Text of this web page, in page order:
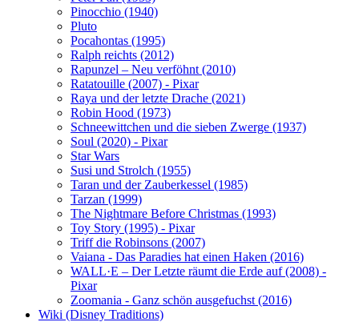
Pinocchio (1940)
Pluto
Pocahontas (1995)
Ralph reichts (2012)
Rapunzel – Neu verföhnt (2010)
Ratatouille (2007) - Pixar
Raya und der letzte Drache (2021)
Robin Hood (1973)
Schneewittchen und die sieben Zwerge (1937)
Soul (2020) - Pixar
Star Wars
Susi und Strolch (1955)
Taran und der Zauberkessel (1985)
Tarzan (1999)
The Nightmare Before Christmas (1993)
Toy Story (1995) - Pixar
Triff die Robinsons (2007)
Vaiana - Das Paradies hat einen Haken (2016)
WALL·E – Der Letzte räumt die Erde auf (2008) -
Pixar
Zoomania - Ganz schön ausgefuchst (2016)
Wiki (Disney Traditions)